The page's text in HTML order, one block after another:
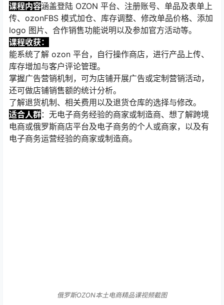
课程内容涵盖登陆 OZON 平台、注册账号、单品及表单上
传、ozonFBS 模式加仓、库存调整、修改单品价格、添加
logo 图片、合作销售功能说明以及参加官方活动等。
课程收获：
能系统了解 ozon 平台，自行操作商店，进行产品上传、
库存增加与客户评论管理。
掌握广告营销机制，可为店铺开展广告或定制营销活动，
还可做店铺销售额的统计分析。
了解退货机制、相关费用以及退货仓库的选择与修改。
适合人群：无电子商务经验的商家或制造商、想了解跨境
电商或俄罗斯商店平台及电子商务的个人或商家，以及有
电子商务运营经验的商家或制造商。
俄罗斯OZON本土电商精品课视频截图